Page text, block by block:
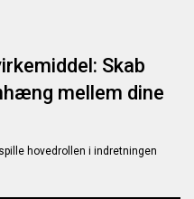
Skab
mellem dine
hovedrollen i indretningen